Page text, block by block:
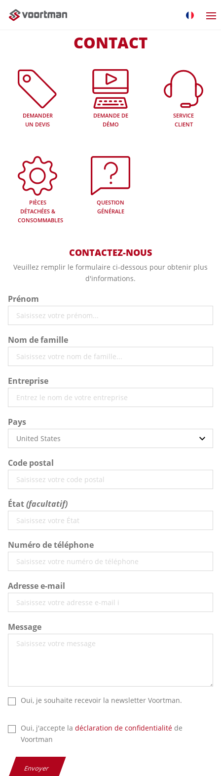
CONTACT
DEMANDER
UN DEVIS
DEMANDE DE
DÉMO
SERVICE
CLIENT
PIÈCES
DÉTACHÉES &
CONSOMMABLES
QUESTION
GÉNÉRALE
CONTACTEZ-NOUS
Veuillez remplir le formulaire ci-dessous pour obtenir plus
d'informations.
Prénom
Nom de famille
Entreprise
Pays
Code postal
État
Numéro de téléphone
Adresse e-mail
Message
Oui, je souhaite recevoir la newsletter Voortman.
Oui, j'accepte la déclaration de confidentialité de
Voortman
Envoyer